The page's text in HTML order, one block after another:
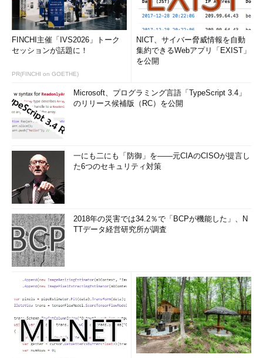
FINCHI主催「IVS2026」トーク
セッションが話題に！
PR(FINCHI on GOETHE)
NICT、サイバー脅威情報を自動
集約できるWebアプリ「EXIST」
を公開
Microsoft、プログラミング言語「TypeScript 3.4」
のリリース候補版（RC）を公開
一にも二にも「防御」を――元CIAのCISOが提言し
た6つのセキュリティ対策
2018年の災害では34.2％で「BCPが機能した」、N
TTデータ経営研究所が調査